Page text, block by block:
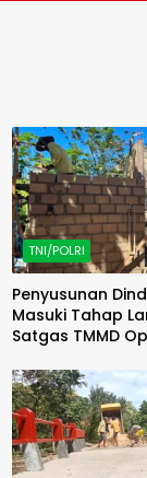
TNI/POLRI
Penyusunan
Masuki Tahap
Satgas TMMD